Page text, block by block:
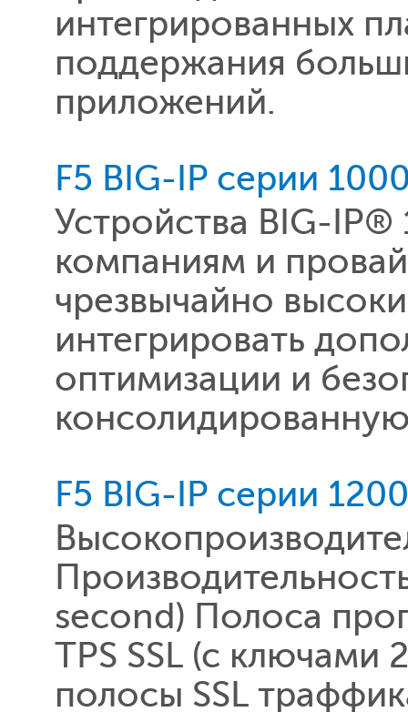
интегрированных
поддержания
приложений.
F5 BIG-IP серии
Устройства BIG-
компаниям и
чрезвычайно
интегрировать
оптимизации и
F5 BIG-IP серии
second) Полоса
TPS SSL (c ключами
полосы SSL